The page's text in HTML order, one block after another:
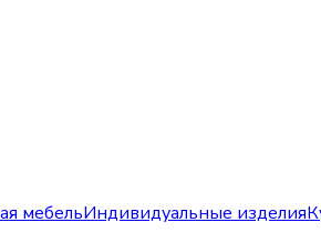
мебельИндивидуальные изделия